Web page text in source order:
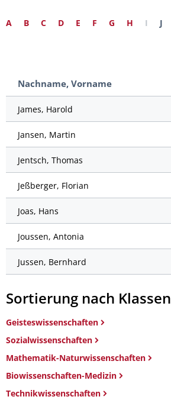
A B C D E F G H I J
Nachname, Vorname
James, Harold
Jansen, Martin
Jentsch, Thomas
Jeßberger, Florian
Joas, Hans
Joussen, Antonia
Jussen, Bernhard
Sortierung nach Klassen
Geisteswissenschaften
Sozialwissenschaften
Mathematik-Naturwissenschaften
Biowissenschaften-Medizin
Technikwissenschaften